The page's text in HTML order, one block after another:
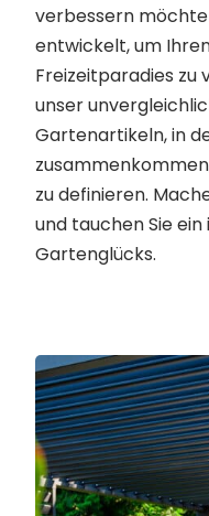
verbessern
entwickelt, um
Freizeitparadies zu
unser
Gartenartikeln, in
zu definieren.
und tauchen Sie ein
Gartenglücks.